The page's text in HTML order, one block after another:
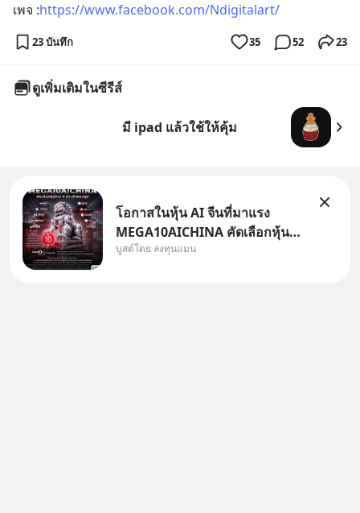
เพจ :https://www.facebook.com/Ndigitalart/
23 บันทึก 35 52 23
ดูเพิ่มเติมในซีรีส์
มี ipad แล้วใช้ให้คุ้ม
โอกาสในหุ้น AI จีนที่มาแรง
MEGA10AICHINA คัดเลือกหุ้น
ใหม่ 9 ตัว เข้ากองทุน.. ครอบคลุม
บูสต์โดย ลงทุนแมน